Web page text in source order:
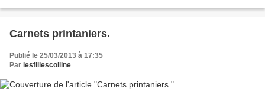
Carnets printaniers.
Publié le 25/03/2013 à 17:35
Par lesfillescolline